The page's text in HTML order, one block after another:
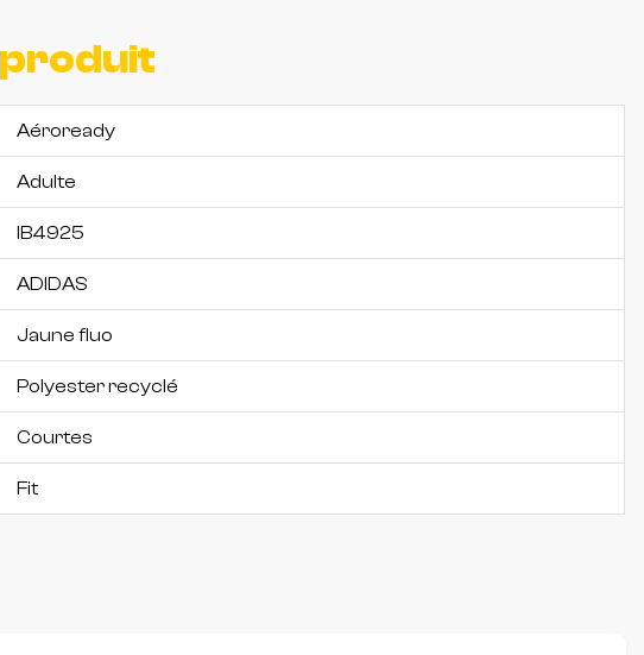
Aéroready
Adulte
IB4925
ADIDAS
Jaune fluo
Polyester recyclé
Courtes
Fit